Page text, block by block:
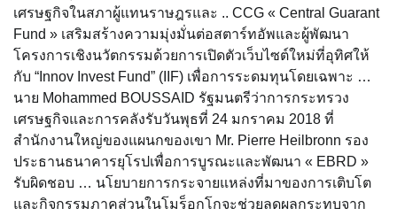
เศรษฐกิจในสภาผู้แทนราษฎรและ .. CCG « Central Guarant
Fund » เสริมสร้างความมุ่งมั่นต่อสตาร์ทอัพและผู้พัฒนา
โครงการเชิงนวัตกรรมด้วยการเปิดตัวเว็บไซต์ใหม่ที่อุทิศให้
กับ “Innov Invest Fund” (IIF) เพื่อการระดมทุนโดยเฉพาะ …
นาย Mohammed BOUSSAID รัฐมนตรีว่าการกระทรวง
เศรษฐกิจและการคลังรับวันพุธที่ 24 มกราคม 2018 ที่
สำนักงานใหญ่ของแผนกของเขา Mr. Pierre Heilbronn รอง
ประธานธนาคารยุโรปเพื่อการบูรณะและพัฒนา « EBRD »
รับผิดชอบ … นโยบายการกระจายแหล่งที่มาของการเติบโต
และกิจกรรมภาคส่วนในโมร็อกโกจะช่วยลดผลกระทบจาก